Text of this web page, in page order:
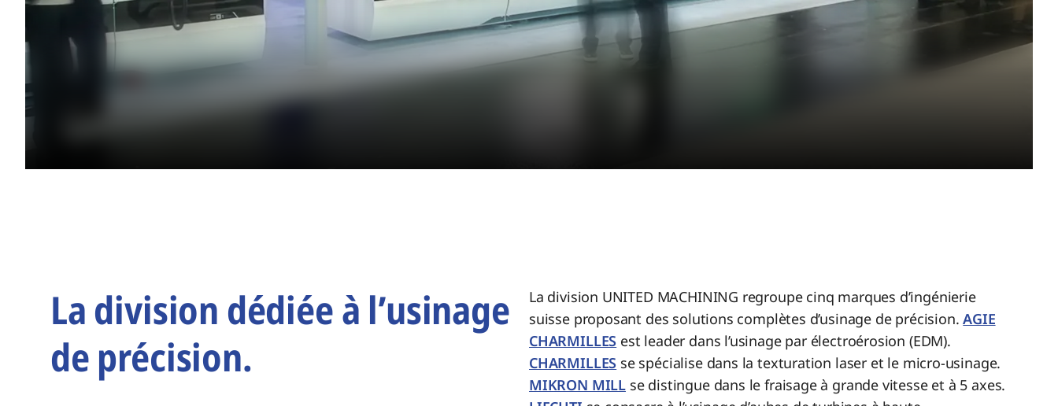
La division dédiée à l’usinage
de précision.
La division UNITED MACHINING regroupe cinq marques d’ingénierie
suisse proposant des solutions complètes d’usinage de précision.AGIE
CHARMILLES est leader dans l’usinage par électroérosion (EDM).
CHARMILLES se spécialise dans la texturation laser et le micro-usinage.
MIKRON MILL se distingue dans le fraisage à grande vitesse et à 5 axes.